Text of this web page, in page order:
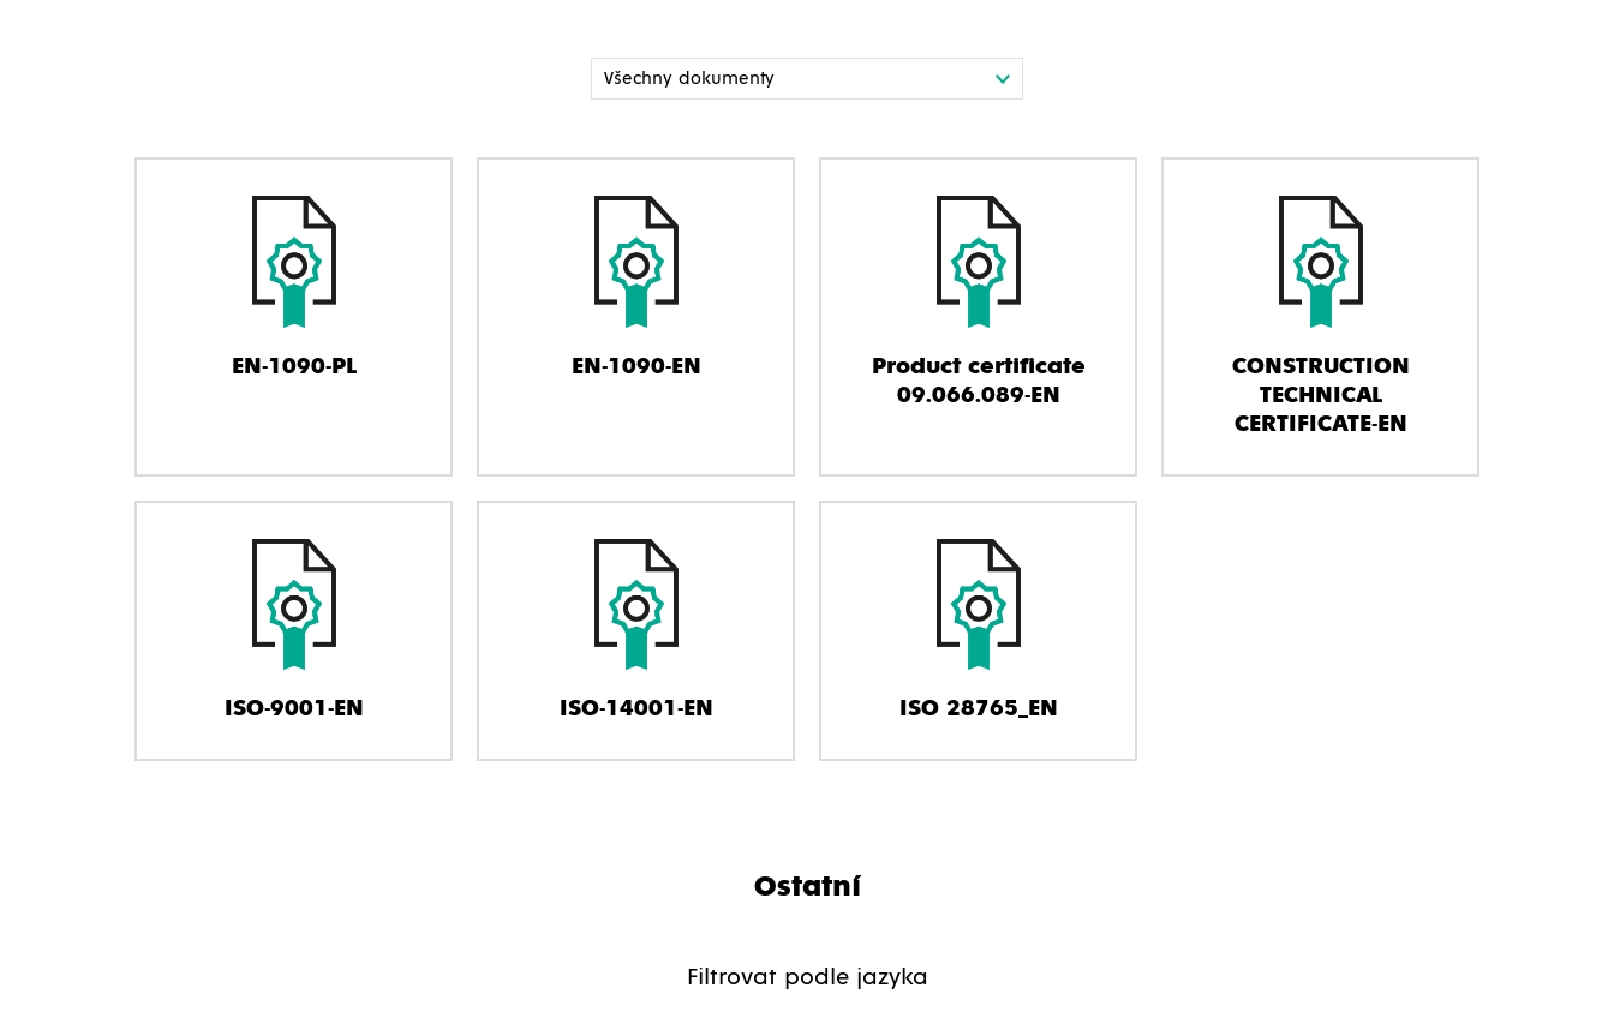
EN-1090-PL EN-1090-EN
Product certificate
09.066.089-EN
CONSTRUCTION
TECHNICAL
CERTIFICATE-EN
ISO-9001-EN ISO-14001-EN ISO 28765_EN
Ostatní
Filtrovat podle jazyka